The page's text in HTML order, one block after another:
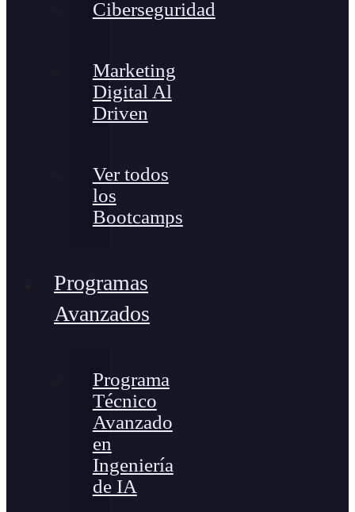
Ciberseguridad
Marketing
Digital Al
Driven
Ver todos
los
Bootcamps
Programas
Avanzados
Programa
Técnico
Avanzado
en
Ingeniería
de IA